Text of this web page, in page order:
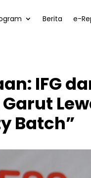
Berita e-
IFG
Batch”